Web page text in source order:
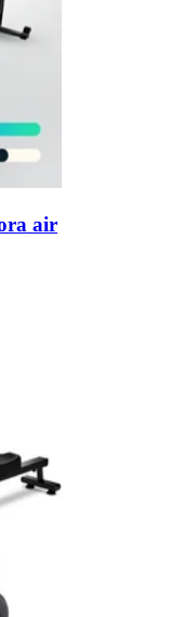
air